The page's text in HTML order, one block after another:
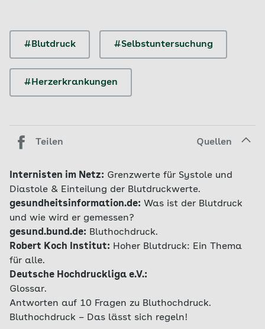
#Blutdruck #Selbstuntersuchung
#Herzerkrankungen
Teilen Quellen
Internisten im Netz: Grenzwerte für Systole und
Diastole & Einteilung der Blutdruckwerte.
gesundheitsinformation.de: Was ist der Blutdruck
und wie wird er gemessen?
gesund.bund.de: Bluthochdruck.
Robert Koch Institut: Hoher Blutdruck: Ein Thema
für alle.
Deutsche Hochdruckliga e.V.:
Glossar.
Antworten auf 10 Fragen zu Bluthochdruck.
Bluthochdruck – Das lässt sich regeln!